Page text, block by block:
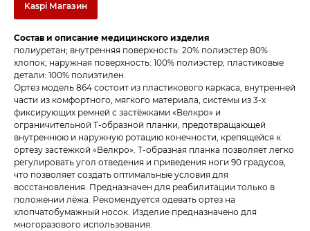
Kaspi Магазин
Состав и описание медицинского изделия
полиуретан; внутренняя поверхность: 20% полиэстер 80%
хлопок; наружная поверхность: 100% полиэстер; пластиковые
детали: 100% полиэтилен.
Ортез модель 864 состоит из пластикового каркаса, внутренней
части из комфортного, мягкого материала, системы из 3-х
фиксирующих ремней с застёжками «Велкро» и
ограничительной Т-образной планки, предотвращающей
внутреннюю и наружную ротацию конечности, крепящейся к
ортезу застежкой «Велкро». Т-образная планка позволяет легко
регулировать угол отведения и приведения ноги 90 градусов,
что позволяет создать оптимальные условия для
восстановления. Предназначен для реабилитации только в
положении лёжа. Рекомендуется одевать ортез на
хлопчатобумажный носок. Изделие предназначено для
многоразового использования.